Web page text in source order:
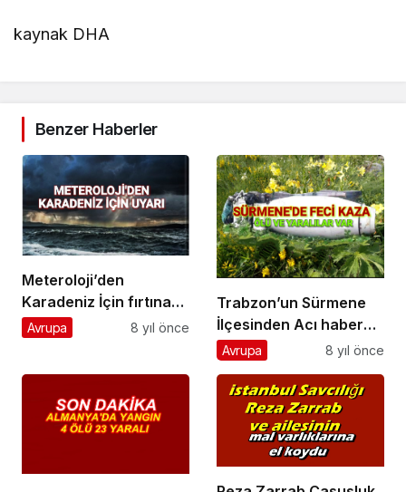
kaynak DHA
Benzer Haberler
Meteroloji’den
Karadeniz İçin fırtına
uyarısı
Avrupa 8 yıl önce
Trabzon’un Sürmene
İlçesinden Acı haber
Ölü ve yaralılar var.
Avrupa 8 yıl önce